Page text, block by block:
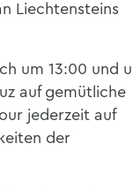
Liechtensteins
um 13:00 und
auf gemütliche
jederzeit auf
der